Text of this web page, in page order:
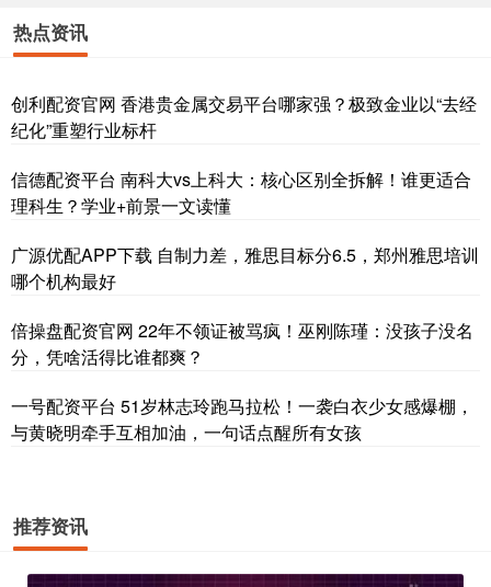
热点资讯
创利配资官网 香港贵金属交易平台哪家强？极致金业以“去经
纪化”重塑行业标杆
信德配资平台 南科大vs上科大：核心区别全拆解！谁更适合
理科生？学业+前景一文读懂
广源优配APP下载 自制力差，雅思目标分6.5，郑州雅思培训
哪个机构最好
倍操盘配资官网 22年不领证被骂疯！巫刚陈瑾：没孩子没名
分，凭啥活得比谁都爽？
一号配资平台 51岁林志玲跑马拉松！一袭白衣少女感爆棚，
与黄晓明牵手互相加油，一句话点醒所有女孩
推荐资讯